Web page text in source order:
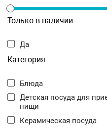
Только в наличии
Да
Категория
Блюда
Детская посуда для приема
пищи
Керамическая посуда